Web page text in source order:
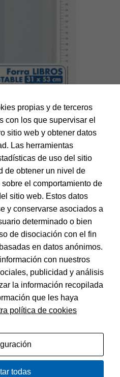
de libros y cuadernos.
de Madrid, 14
de Madrid (Madrid)
legal
de cookies
propias y de terceros
con los que supervisar el
sitio web y obtener datos
Las herramientas
de uso del sitio
de obtener un nivel de
el comportamiento de
sitio web. Estos datos
y conservarse asociados a
determinado o bien
de disociación con el fin
en datos anónimos.
con nuestros
publicidad y análisis
la información recopilada
que les haya
política de cookies
todas